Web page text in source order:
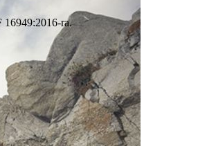
16949:2016-ra.